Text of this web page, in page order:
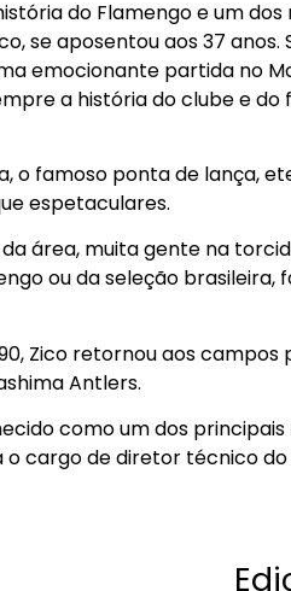
do Flamengo e um
se aposentou aos 37
emocionante partida no
a história do clube e
o famoso ponta de lança,
espetaculares.
área, muita gente na
ou da seleção brasileira,
Zico retornou aos
Antlers.
como um dos
cargo de diretor técnico do